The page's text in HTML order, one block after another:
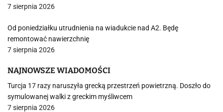
7 sierpnia 2026
Od poniedziałku utrudnienia na wiadukcie nad A2. Będę
remontować nawierzchnię
7 sierpnia 2026
NAJNOWSZE WIADOMOŚCI
Turcja 17 razy naruszyła grecką przestrzeń powietrzną. Doszło do
symulowanej walki z greckim myśliwcem
7 sierpnia 2026